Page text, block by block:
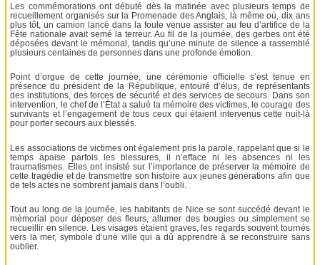
Les commémorations ont débuté dès la matinée avec plusieurs temps de
recueillement organisés sur la Promenade des Anglais, là même où, dix ans
plus tôt, un camion lancé dans la foule venue assister au feu d’artifice de la
Fête nationale avait semé la terreur. Au fil de la journée, des gerbes ont été
déposées devant le mémorial, tandis qu’une minute de silence a rassemblé
plusieurs centaines de personnes dans une profonde émotion.
Point d’orgue de cette journée, une cérémonie officielle s’est tenue en
présence du président de la République, entouré d’élus, de représentants
des institutions, des forces de sécurité et des services de secours. Dans son
intervention, le chef de l’État a salué la mémoire des victimes, le courage des
survivants et l’engagement de tous ceux qui étaient intervenus cette nuit-là
pour porter secours aux blessés.
Les associations de victimes ont également pris la parole, rappelant que si le
temps apaise parfois les blessures, il n’efface ni les absences ni les
traumatismes. Elles ont insisté sur l’importance de préserver la mémoire de
cette tragédie et de transmettre son histoire aux jeunes générations afin que
de tels actes ne sombrent jamais dans l’oubli.
Tout au long de la journée, les habitants de Nice se sont succédé devant le
mémorial pour déposer des fleurs, allumer des bougies ou simplement se
recueillir en silence. Les visages étaient graves, les regards souvent tournés
vers la mer, symbole d’une ville qui a dû apprendre à se reconstruire sans
oublier.